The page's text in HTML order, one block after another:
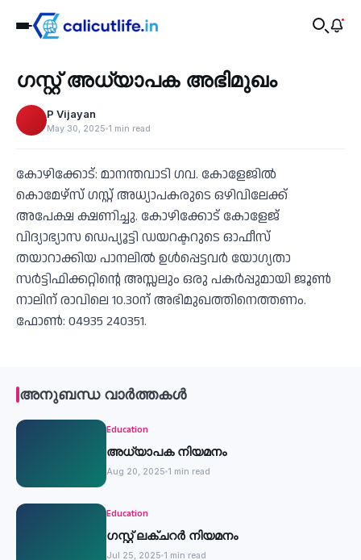
‹
Education
ഗസ്റ്റ് അധ്യാപക അഭിമുഖം
P Vijayan
May 30, 2025 1 min read
കോഴിക്കോട്: മാനന്തവാടി ഗവ. കോളേജില്‍
കൊമേഴ്സ് ഗസ്റ്റ് അധ്യാപകരുടെ ഒഴിവിലേക്ക്
അപേക്ഷ ക്ഷണിച്ചു. കോഴിക്കോട് കോളേജ്
വിദ്യാഭ്യാസ ഡെപ്യൂട്ടി ഡയറക്ടറുടെ ഓഫീസ്
തയാറാക്കിയ പാനലില്‍ ഉള്‍പ്പെട്ടവര്‍ യോഗ്യതാ
സര്‍ട്ടിഫിക്കറ്റിന്റെ അസ്സലും ഒരു പകര്‍പ്പുമായി ജൂണ്‍
നാലിന് രാവിലെ 10.30ന് അഭിമുഖത്തിനെത്തണം.
ഫോണ്‍: 04935 240351.
അനുബന്ധ വാർത്തകൾ
Education
അധ്യാപക നിയമനം
Aug 20, 2025 1 min read
Education
ഗസ്റ്റ് ലക്ചറര്‍ നിയമനം
Jul 25, 2025 1 min read